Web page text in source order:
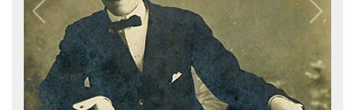
IDENTIDADE CORPORATIVA
MARCIAL DEL ADALID
CASA-MUSEO EMILIA PARDO
BAZÁN
FIGURAS HOMENAXEADAS
HISTORIA
60 ANOS DLG
PRIMAVERA DAS LETRAS
Facebook
TwitterYoutubeInstagram
Bluesky